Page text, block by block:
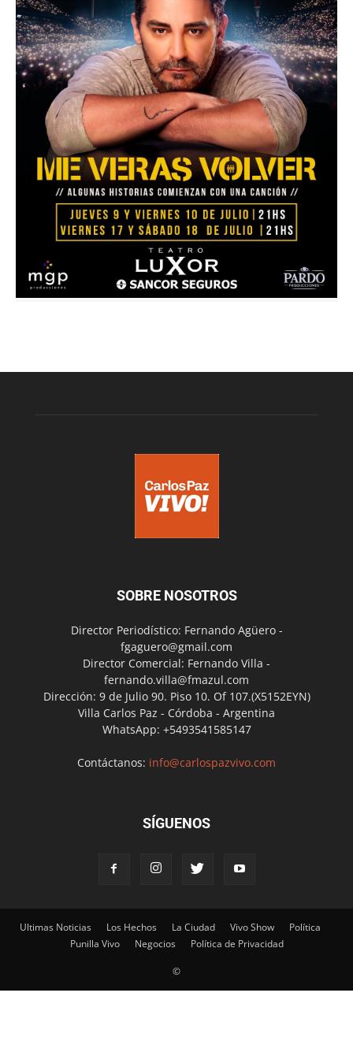
SOBRE NOSOTROS
Director Periodístico: Fernando Agüero -
fgaguero@gmail.com
Director Comercial: Fernando Villa -
fernando.villa@fmazul.com
Dirección: 9 de Julio 90. Piso 10. Of 107.(X5152EYN)
Villa Carlos Paz - Córdoba - Argentina
WhatsApp: +5493541585147
Contáctanos: info@carlospazvivo.com
SÍGUENOS
Ultimas Noticias Los Hechos La Ciudad Vivo Show
Política
Punilla Vivo
Negocios Política de Privacidad
©